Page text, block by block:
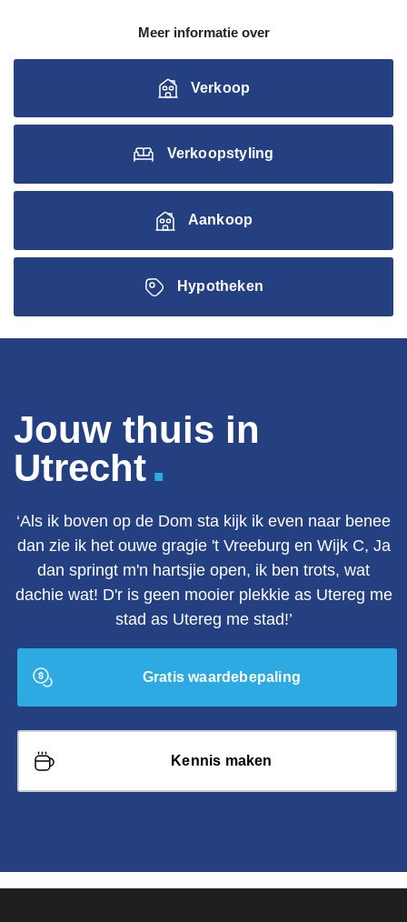
Meer informatie over
Verkoop
Verkoopstyling
Aankoop
Hypotheken
Jouw thuis in
Utrecht.
‘Als ik boven op de Dom sta kijk ik even naar benee
dan zie ik het ouwe gragie 't Vreeburg en Wijk C, Ja
dan springt m'n hartsjie open, ik ben trots, wat
dachie wat! D'r is geen mooier plekkie as Utereg me
stad as Utereg me stad!’
Gratis waardebepaling
Kennis maken